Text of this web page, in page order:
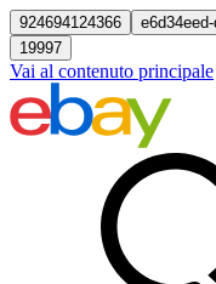
924694124366
19997
Vai al contenuto principale